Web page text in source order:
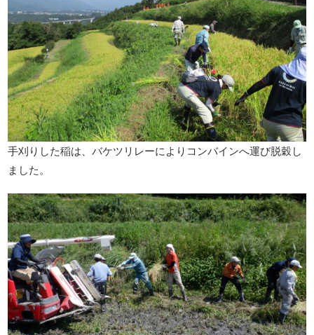
手刈りした稲は、バケツリレーによりコンバインへ運び脱穀し
ました。